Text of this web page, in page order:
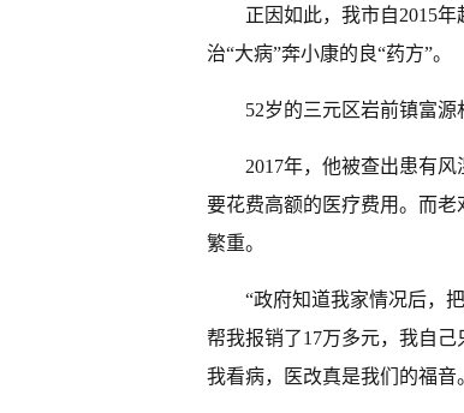
正因如此，我市自2015
治“大病”奔小康的良“药方”。
52岁的三元区岩前镇富源
2017年，他被查出患有
要花费高额的医疗费用。而
繁重。
“政府知道我家情况后，
帮我报销了17万多元，我自
我看病，医改真是我们的福音